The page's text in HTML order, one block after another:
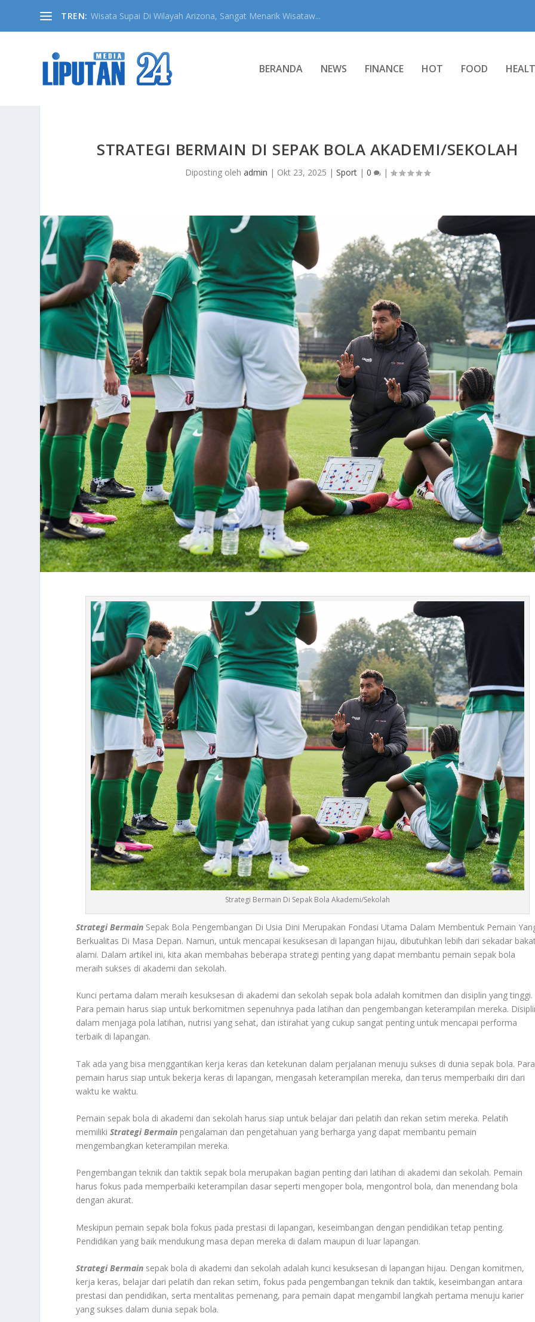
TREN: Wisata Supai Di Wilayah Arizona, Sangat Menarik Wisataw...
BERANDA NEWS FINANCE HOT FOOD
STRATEGI BERMAIN DI SEPAK BOLA AKADEMI/SEKOLAH
Diposting oleh admin | Okt 23, 2025 | Sport| 0 |
Strategi Bermain Di Sepak Bola Akademi/Sekolah
Strategi Bermain Sepak Bola Pengembangan Di Usia Dini Merupakan Fondasi Utama Dalam Membentuk Pemain
Berkualitas Di Masa Depan. Namun, untuk mencapai kesuksesan di lapangan hijau, dibutuhkan lebih dari sekadar
alami. Dalam artikel ini, kita akan membahas beberapa strategi penting yang dapat membantu pemain sepak bola
meraih sukses di akademi dan sekolah.
Kunci pertama dalam meraih kesuksesan di akademi dan sekolah sepak bola adalah komitmen dan disiplin yang tinggi.
Para pemain harus siap untuk berkomitmen sepenuhnya pada latihan dan pengembangan keterampilan mereka.
dalam menjaga pola latihan, nutrisi yang sehat, dan istirahat yang cukup sangat penting untuk mencapai performa
terbaik di lapangan.
Tak ada yang bisa menggantikan kerja keras dan ketekunan dalam perjalanan menuju sukses di dunia sepak bola. Para
pemain harus siap untuk bekerja keras di lapangan, mengasah keterampilan mereka, dan terus memperbaiki diri dari
waktu ke waktu.
Pemain sepak bola di akademi dan sekolah harus siap untuk belajar dari pelatih dan rekan setim mereka. Pelatih
memilikiStrategi Bermain pengalaman dan pengetahuan yang berharga yang dapat membantu pemain
mengembangkan keterampilan mereka.
Pengembangan teknik dan taktik sepak bola merupakan bagian penting dari latihan di akademi dan sekolah. Pemain
harus fokus pada memperbaiki keterampilan dasar seperti mengoper bola, mengontrol bola, dan menendang bola
dengan akurat.
Meskipun pemain sepak bola fokus pada prestasi di lapangan, keseimbangan dengan pendidikan tetap penting.
Pendidikan yang baik mendukung masa depan mereka di dalam maupun di luar lapangan.
Strategi Bermain sepak bola di akademi dan sekolah adalah kunci kesuksesan di lapangan hijau. Dengan komitmen,
kerja keras, belajar dari pelatih dan rekan setim, fokus pada pengembangan teknik dan taktik, keseimbangan antara
prestasi dan pendidikan, serta mentalitas pemenang, para pemain dapat mengambil langkah pertama menuju karier
yang sukses dalam dunia sepak bola.